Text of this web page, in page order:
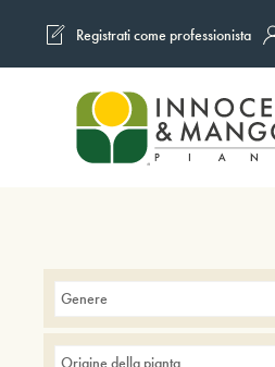
Skip to main content
Registrati come professionista
Genere
Origine della pianta